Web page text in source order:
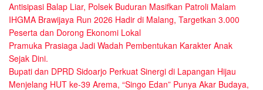
Antisipasi Balap Liar, Polsek Buduran Masifkan Patroli Malam
IHGMA Brawijaya Run 2026 Hadir di Malang, Targetkan 3.000
Peserta dan Dorong Ekonomi Lokal
Pramuka Prasiaga Jadi Wadah Pembentukan Karakter Anak
Sejak Dini.
Bupati dan DPRD Sidoarjo Perkuat Sinergi di Lapangan Hijau
Menjelang HUT ke-39 Arema, “Singo Edan” Punya Akar Budaya,